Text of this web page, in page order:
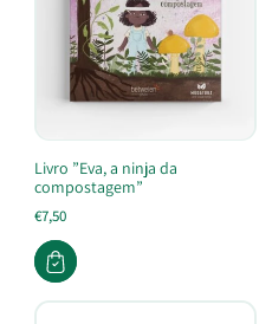
Livro ”Eva, a ninja da
compostagem”
€7,50